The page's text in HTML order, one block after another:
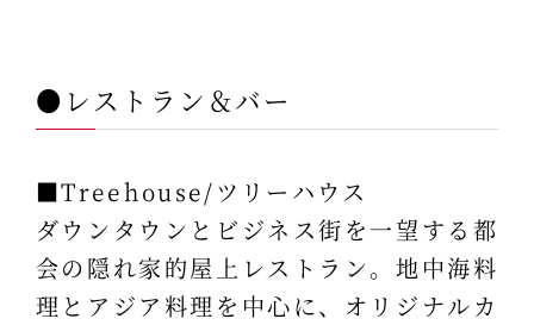
●レストラン＆バー
■Treehouse/ツリーハウス
ダウンタウンとビジネス街を一望する都
会の隠れ家的屋上レストラン。地中海料
理とアジア料理を中心に、オリジナルカ